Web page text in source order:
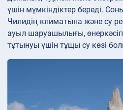
үшін мүмкіндіктер береді.
Чилидің климатына және су
ауыл шаруашылығы,
тұтынуы үшін тұщы су көзі